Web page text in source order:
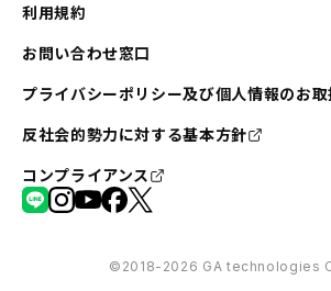
利用規約
お問い合わせ窓口
プライバシーポリシー及び個人情報のお
反社会的勢力に対する基本方針
コンプライアンス
©︎2018-2026 GA technologies